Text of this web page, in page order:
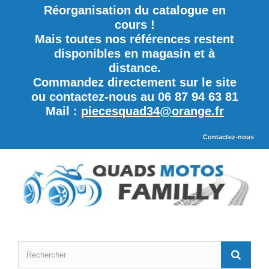
Réorganisation du catalogue en
cours !
Mais toutes nos références restent
disponibles en magasin et à
distance.
Commandez directement sur le site
ou contactez-nous au 06 87 94 63 81
Mail : piecesquad34@orange.fr
Contactez-nous